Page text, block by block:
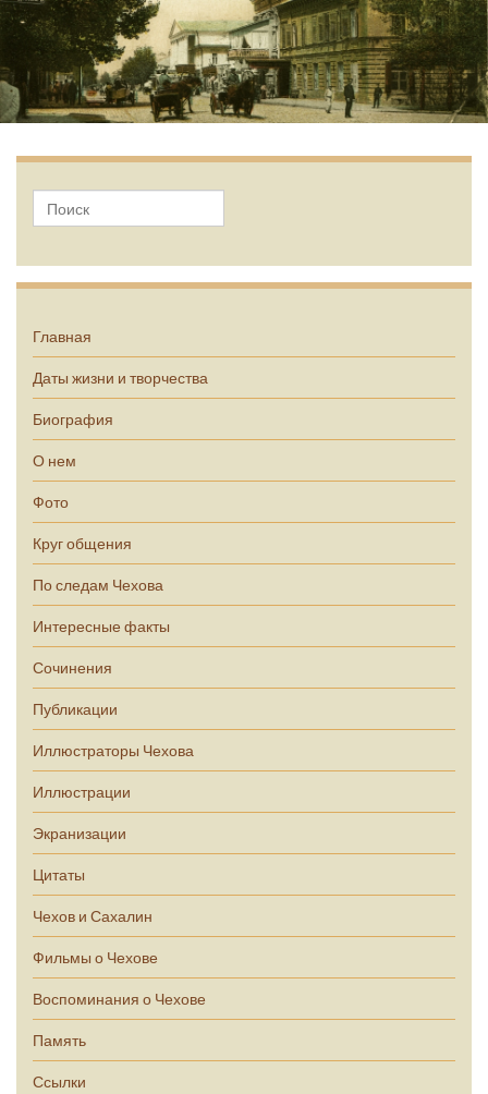
Главная
Даты жизни и творчества
Биография
О нем
Фото
Круг общения
По следам Чехова
Интересные факты
Сочинения
Публикации
Иллюстраторы Чехова
Иллюстрации
Экранизации
Цитаты
Чехов и Сахалин
Фильмы о Чехове
Воспоминания о Чехове
Память
Ссылки